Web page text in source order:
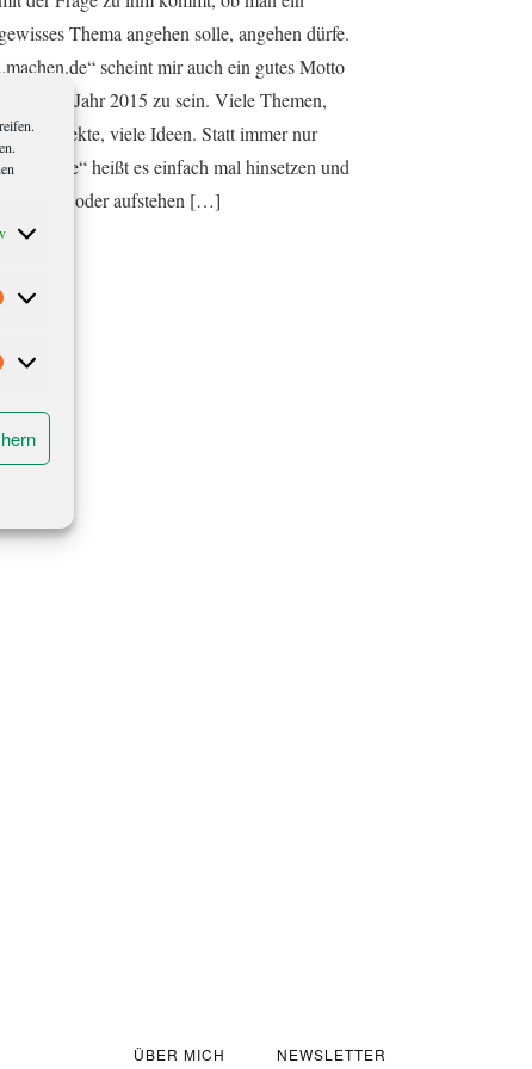
Statistiken
Marketing
gewisses Thema angehen solle, angehen dürfe.
„machen.de“ scheint mir auch ein gutes Motto
für dieses Jahr 2015 zu sein. Viele Themen,
Projekte, viele Ideen. Statt immer nur
heißt es einfach mal hinsetzen und
machen – oder aufstehen […]
ÜBER MICH NEWSLETTER